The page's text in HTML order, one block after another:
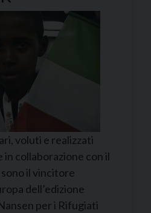
voluti e realizzati
in collaborazione con il
il vincitore
dell’edizione
per i Rifugiati